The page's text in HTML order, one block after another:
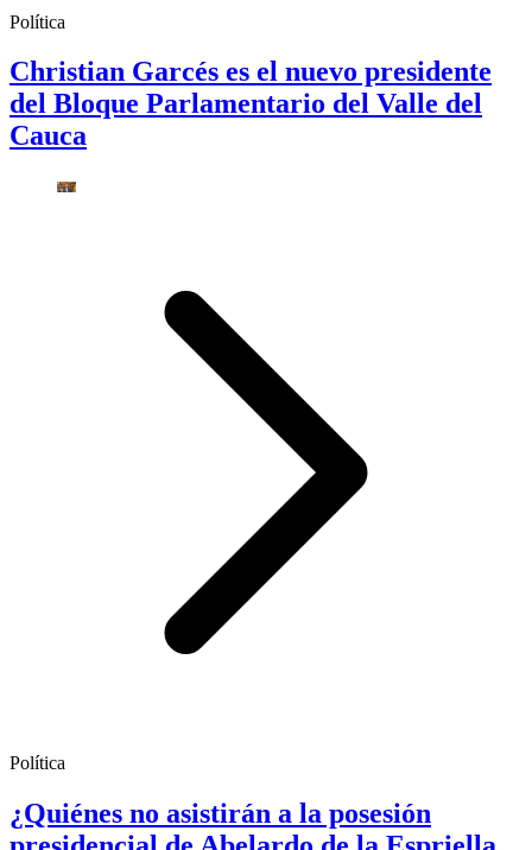
Política
Christian Garcés es el nuevo presidente
del Bloque Parlamentario del Valle del
Cauca
Política
¿Quiénes no asistirán a la posesión